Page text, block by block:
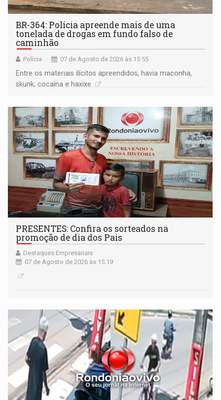
BR-364: Polícia apreende mais de uma
tonelada de drogas em fundo falso de
caminhão
Polícia 07 de Agosto de 2026 às 15:55
Entre os materiais ilícitos apreendidos, havia maconha,
skunk, cocaína e haxixe
PRESENTES: Confira os sorteados na
promoção de dia dos Pais
Destaques Empresariais
07 de Agosto de 2026 às 15:19